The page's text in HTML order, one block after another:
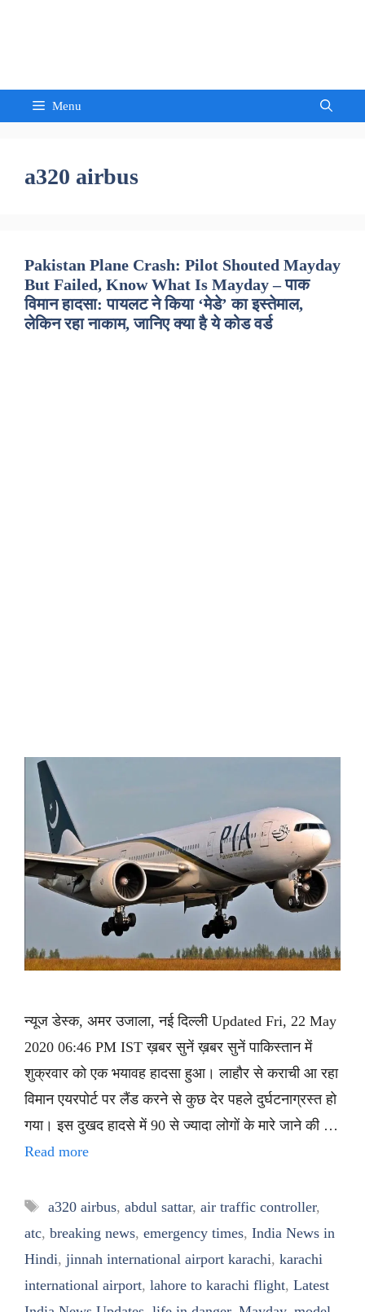
Menu
a320 airbus
Pakistan Plane Crash: Pilot Shouted Mayday
But Failed, Know What Is Mayday – पाक
विमान हादसा: पायलट ने किया ‘मेडे’ का इस्तेमाल,
लेकिन रहा नाकाम, जानिए क्या है ये कोड वर्ड
न्यूज डेस्क, अमर उजाला, नई दिल्ली Updated Fri, 22 May
2020 06:46 PM IST ख़बर सुनें ख़बर सुनें पाकिस्तान में
शुक्रवार को एक भयावह हादसा हुआ। लाहौर से कराची आ रहा
विमान एयरपोर्ट पर लैंड करने से कुछ देर पहले दुर्घटनाग्रस्त हो
गया। इस दुखद हादसे में 90 से ज्यादा लोगों के मारे जाने की …
Read more
Tags
a320 airbus, abdul sattar, air traffic controller,
atc, breaking news, emergency times, India News in
Hindi, jinnah international airport karachi, karachi
international airport, lahore to karachi flight, Latest